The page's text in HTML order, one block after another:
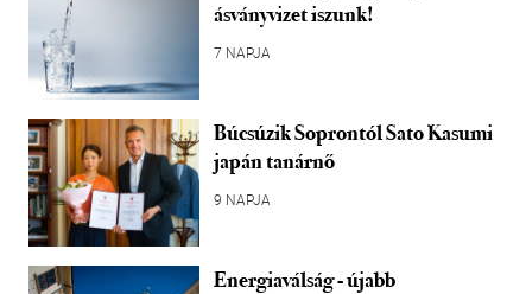
ásványvizet iszunk!
7 NAPJA
Búcsúzik Soprontól Sato Kasumi
japán tanárnő
9 NAPJA
Energiaválság - újabb